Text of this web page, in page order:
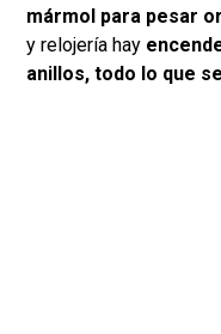
mármol para pesar
y relojería hay
anillos, todo lo que